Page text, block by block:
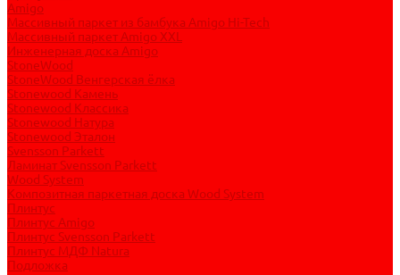
Amigo
Массивный паркет из бамбука Amigo Hi-Tech
Массивный паркет Amigo XXL
Инженерная доска Amigo
StoneWood
StoneWood Венгерская ёлка
Stonewood Камень
Stonewood Классика
Stonewood Натура
Stonewood Эталон
Svensson Parkett
Ламинат Svensson Parkett
Wood System
Композитная паркетная доска Wood System
Плинтус
Плинтус Amigo
Плинтус Svensson Parkett
Плинтус МДФ Natura
Подложка